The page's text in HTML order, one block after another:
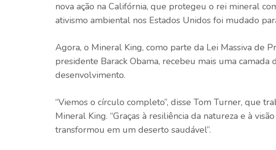
nova ação na Califórnia, que protegeu o rei mineral
ativismo ambiental nos Estados Unidos foi mudado
Agora, o Mineral King, como parte da Lei Massiva de
presidente Barack Obama, recebeu mais uma
desenvolvimento.
“Viemos o círculo completo”, disse Tom Turner, que
Mineral King. “Graças à resiliência da natureza e à
transformou em um deserto saudável”.